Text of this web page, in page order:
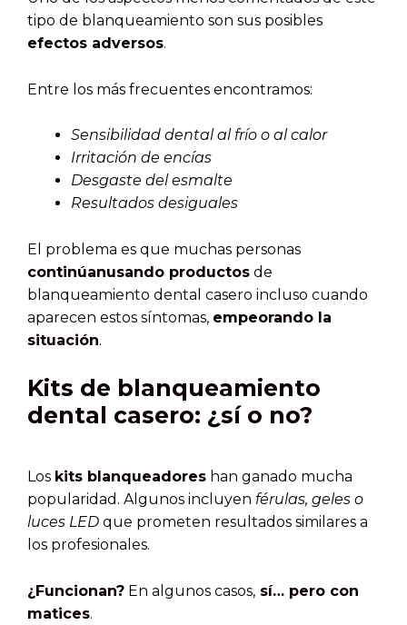
tipo de blanqueamiento son sus posibles
efectos adversos.
Entre los más frecuentes encontramos:
Sensibilidad dental al frío o al calor
Irritación de encías
Desgaste del esmalte
Resultados desiguales
El problema es que muchas personas
continúanusando productos de
blanqueamiento dental casero incluso cuando
aparecen estos síntomas, empeorando la
situación.
Kits de blanqueamiento
dental casero: ¿sí o no?
Los kits blanqueadores han ganado mucha
popularidad. Algunos incluyen férulas, geles o
luces LED que prometen resultados similares a
los profesionales.
¿Funcionan? En algunos casos, sí… pero con
matices.